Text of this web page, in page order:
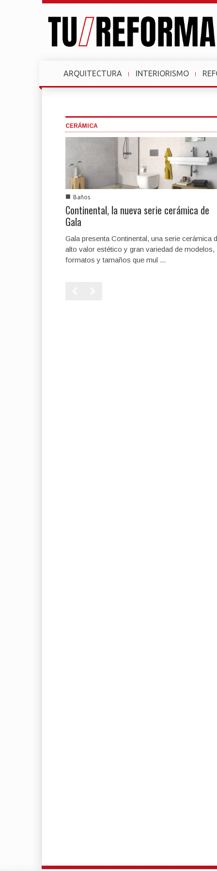
ARQUITECTURA INTERIORISMO
CERÁMICA
■ Baños
Continental, la nueva serie cerámica de
Gala
Gala presenta Continental, una serie cerámica
alto valor estético y gran variedad de modelos,
formatos y tamaños que mul ...